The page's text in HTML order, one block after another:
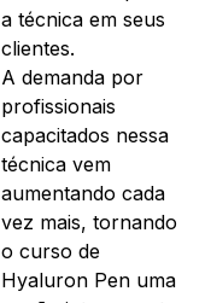
a técnica em seus
clientes.
A demanda por
profissionais
capacitados nessa
técnica vem
aumentando cada
vez mais, tornando
o curso de
Hyaluron Pen uma